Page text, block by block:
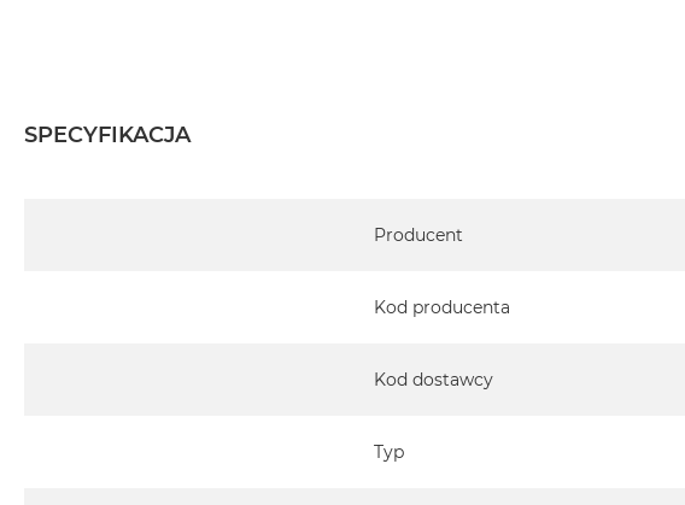
SPECYFIKACJA
Producent
Kod producenta
Kod dostawcy
Typ